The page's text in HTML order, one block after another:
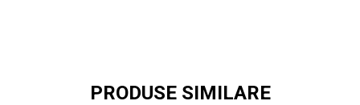
PRODUSE SIMILARE